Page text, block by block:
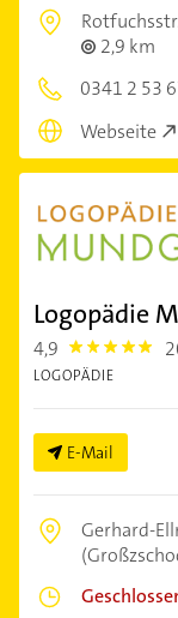
2,9 km
0341 2 53
Webseite
Logopädie
4,9 4.9
LOGOPÄDIE
E-Mail
Gerhard-